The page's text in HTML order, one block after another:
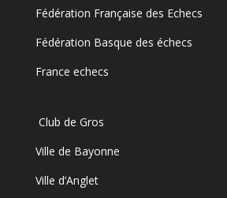
Fédération Française des Echecs
Fédération Basque des échecs
France echecs
Club de Gros
Ville de Bayonne
Ville d’Anglet